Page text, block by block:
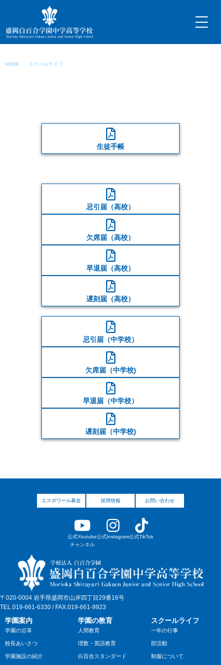
ス
キ
プHOME スクールライフ
生徒手帳
忌引届（高校）
欠席届（高校）
早退届（高校）
遅刻届（高校）
忌引届（中学校）
欠席届（中学校)
早退届（中学校）
遅刻届（中学校)
エスポワール募金 採用情報 お問い合わせ
公式Youtube
チャンネル
公式Instagram公式TikTok
〒020-0004 岩手県盛岡市山岸四丁目29番16号
TEL.019-661-6330 / FAX.019-661-9923
学園案内
学園の沿革
校長あいさつ
学園施設の紹介
学園の教育
人間教育
理数・英語教育
白百合スタンダード
スクールライフ
一年の行事
部活動
制服について